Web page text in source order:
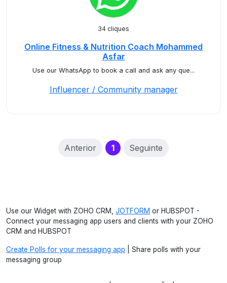
34 cliques
Online Fitness & Nutrition Coach Mohammed
Asfar
Use our WhatsApp to book a call and ask any que...
Influencer / Community manager
Anterior 1(current)
Seguinte
Use our Widget with ZOHO CRM, JOTFORM or HUBSPOT -
Connect your messaging app users and clients with your ZOHO
CRM and HUBSPOT
Create Polls for your messaging app | Share polls with your
messaging group